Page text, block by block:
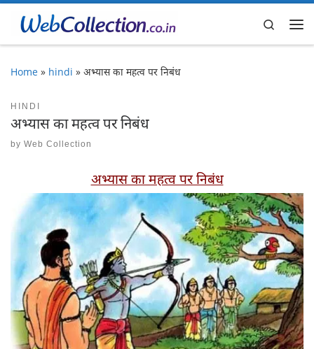
Skip to content
Search
Home » hindi » अभ्यास का महत्व पर निबंध
HINDI
अभ्यास का महत्व पर निबंध
by Web Collection
अभ्यास का महत्व पर निबंध